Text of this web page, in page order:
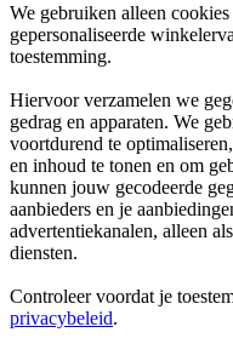
We gebruiken alleen
gepersonaliseerde
toestemming.
Hiervoor verzamelen we
gedrag en apparaten. We
voortdurend te
en inhoud te tonen en om
kunnen jouw gecodeerde
aanbieders en je
advertentiekanalen, alleen
diensten.
Controleer voordat je
privacybeleid.